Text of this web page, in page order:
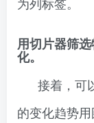
用切片器筛
化。
接着，可
的变化趋势